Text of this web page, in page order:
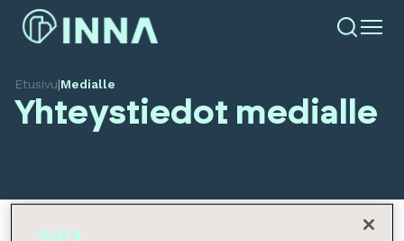
Etusivu|Medialle
Yhteystiedot medialle